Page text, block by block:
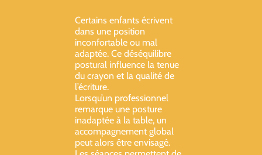
Certains enfants écrivent
dans une position
inconfortable ou mal
adaptée. Ce déséquilibre
postural influence la tenue
du crayon et la qualité de
l’écriture.
Lorsqu’un professionnel
remarque une posture
inadaptée à la table, un
accompagnement global
peut alors être envisagé.